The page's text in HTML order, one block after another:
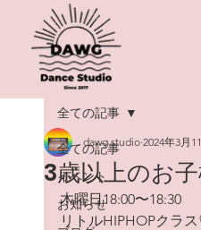
全ての記事
イベント
お知らせ
全ての記事
3歳以上のお
dawg studio 2024年3月
木曜日18:00〜18:30
リトルHIPHOPクラ